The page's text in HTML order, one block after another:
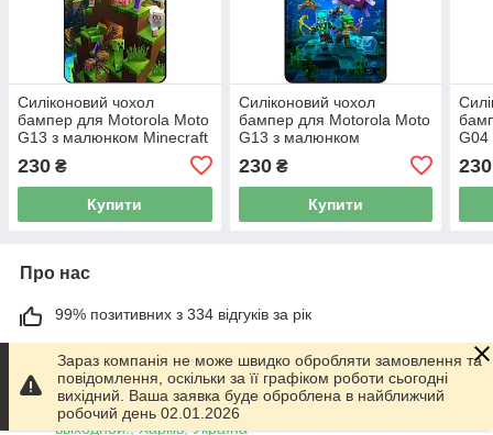
Силіконовий чохол
бампер для Motorola Moto
G13 з малюнком Minecraft
230 ₴
Купити
Силіконовий чохол
бампер для Motorola Moto
G13 з малюнком
230₴
Купити
G04
230
Про нас
99% позитивних з 334 відгуків за рік
Працює з 01.06.2014
м. Харків
График работы 10.00-17.00. Суббота - Воскресенье
выходной!, Харків, Україна
Зараз компанія не може швидко обробляти замовлення та
повідомлення, оскільки за її графіком роботи сьогодні
вихідний. Ваша заявка буде оброблена в найближчий
робочий день 02.01.2026